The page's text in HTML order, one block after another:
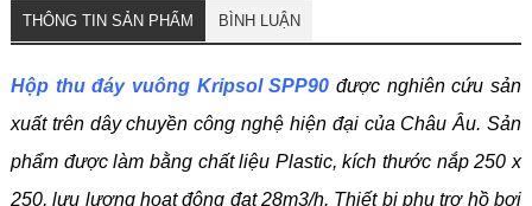
THÔNG TIN SẢN PHẨM BÌNH LUẬN
Hộp thu đáy vuông Kripsol SPP90 được nghiên cứu sản
xuất trên dây chuyền công nghệ hiện đại của Châu Âu. Sản
phẩm được làm bằng chất liệu Plastic, kích thước nắp 250 x
250, lưu lượng hoạt động đạt 28m3/h. Thiết bị phụ trợ hồ bơi